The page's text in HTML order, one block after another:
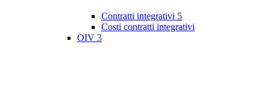
Contratti integrativi 5
Costi contratti integrativi
OIV 3